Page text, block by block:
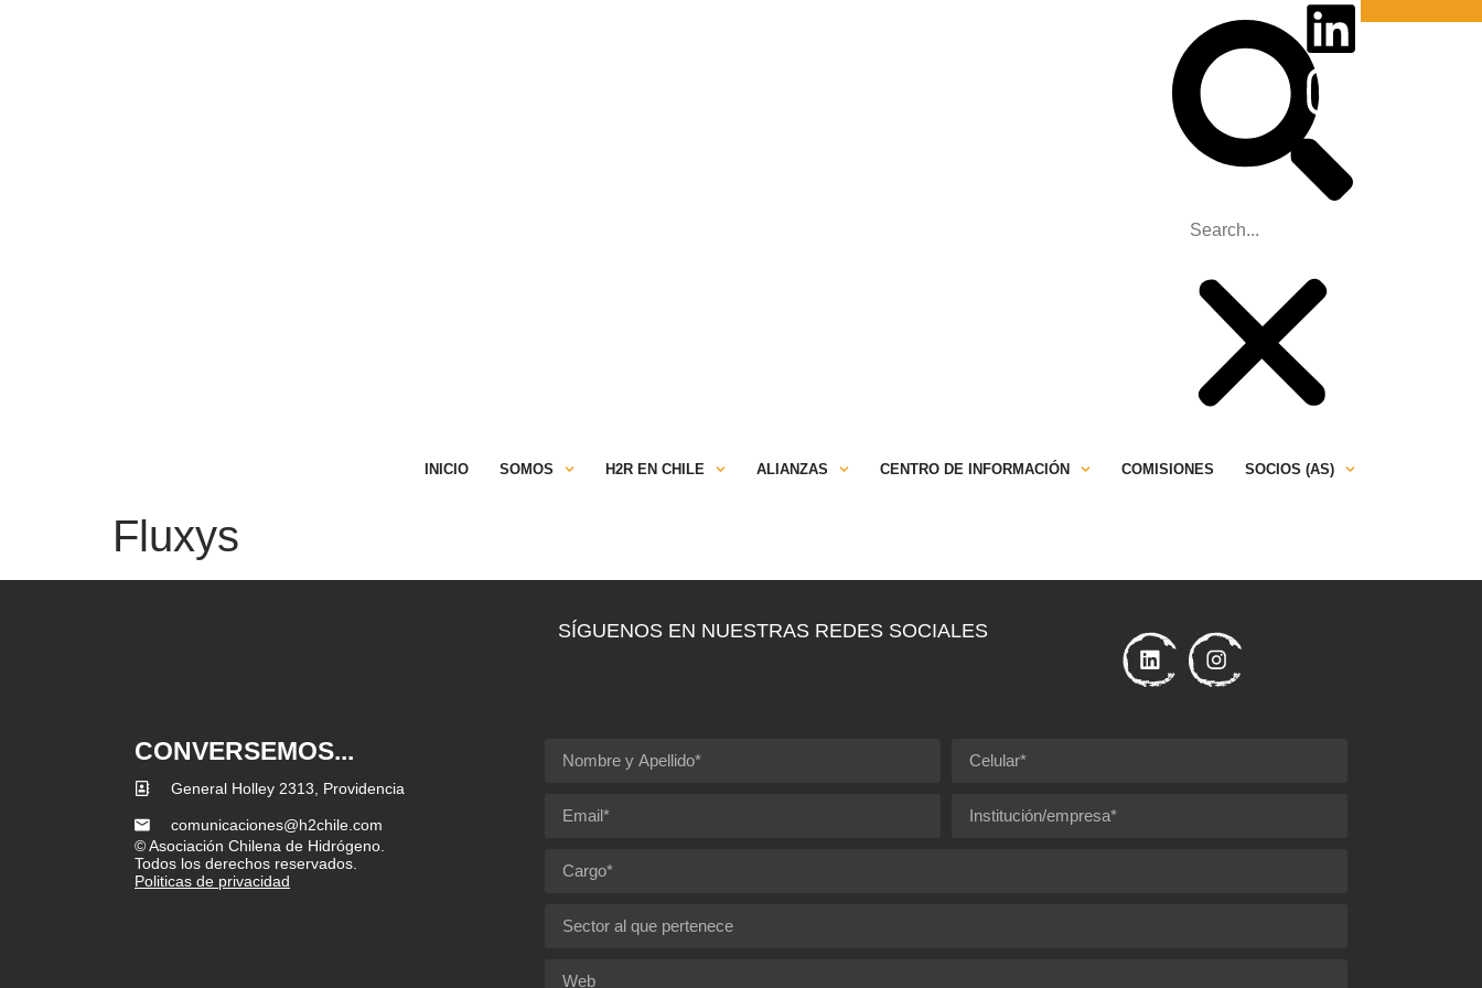
INICIO SOMOS H2R EN CHILE ALIANZAS CENTRO DE INFORMACIÓN COMISIONES SOCIOS (AS)
Fluxys
SÍGUENOS EN NUESTRAS REDES SOCIALES
CONVERSEMOS...
General Holley 2313, Providencia
comunicaciones@h2chile.com
© Asociación Chilena de Hidrógeno.
Todos los derechos reservados.
Politicas de privacidad